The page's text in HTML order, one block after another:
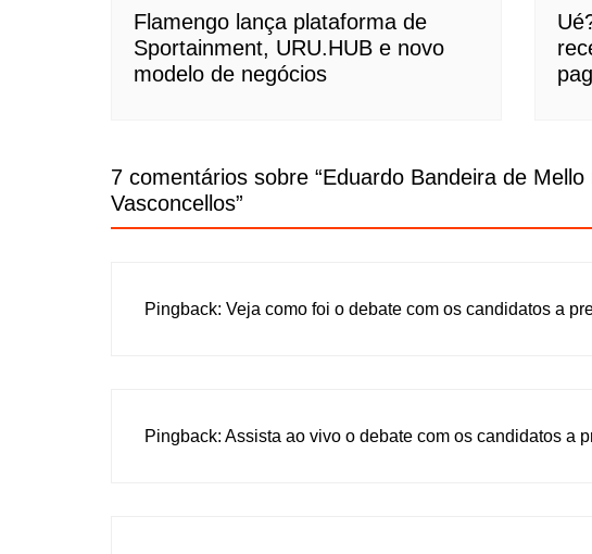
Flamengo lança plataforma de
Sportainment, URU.HUB e novo
modelo de negócios
7 comentários sobre “Eduardo Bandeira de
Vasconcellos”
Pingback: Veja como foi o debate com os candidatos a
Pingback: Assista ao vivo o debate com os candidatos a